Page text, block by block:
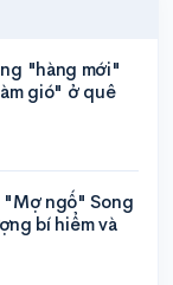
"hàng mới"
gió" ở quê
"Mợ ngố" Song
bí hiểm và